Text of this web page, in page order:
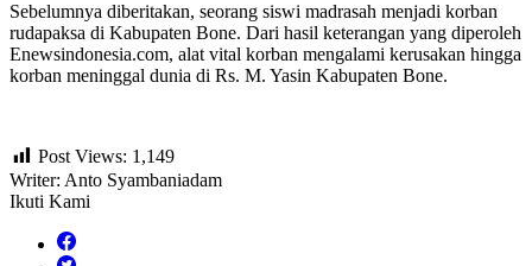
Sebelumnya diberitakan, seorang siswi madrasah menjadi korban
rudapaksa di Kabupaten Bone. Dari hasil keterangan yang diperoleh
Enewsindonesia.com, alat vital korban mengalami kerusakan hingga
korban meninggal dunia di Rs. M. Yasin Kabupaten Bone.
Post Views: 1,149
Writer: Anto Syambaniadam
Ikuti Kami